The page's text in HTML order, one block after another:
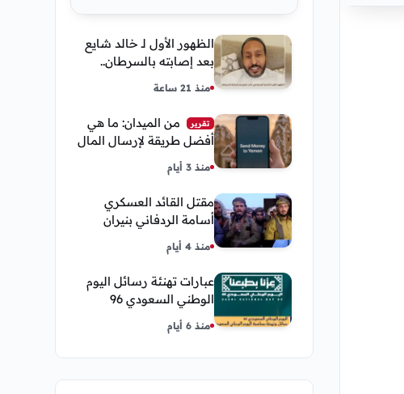
الظهور الأول لـ خالد شايع
بعد إصابته بالسرطان..
رحلة العلاج
منذ 21 ساعة
تقرير
من الميدان: ما هي
أفضل طريقة لإرسال المال
إلى اليمن من السعودية
وأمريكا
منذ 3 أيام
مقتل القائد العسكري
أسامة الردفاني بنيران
مسلحين مجهولين في
مديرية العبر
منذ 4 أيام
عبارات تهنئة رسائل اليوم
الوطني السعودي 96
إحتفالات وشعار اليوم
الوطني 2026 عزنا بطبعنا
منذ 6 أيام